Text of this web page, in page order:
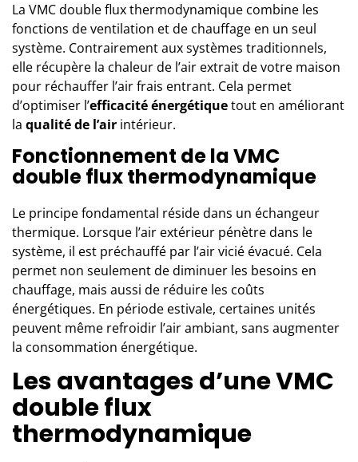
La VMC double flux thermodynamique combine les
fonctions de ventilation et de chauffage en un seul
système. Contrairement aux systèmes traditionnels,
elle récupère la chaleur de l’air extrait de votre maison
pour réchauffer l’air frais entrant. Cela permet
d’optimiser l’efficacité énergétiquetout en améliorant
la qualité de l’air intérieur.
Fonctionnement de la VMC
double flux thermodynamique
Le principe fondamental réside dans un échangeur
thermique. Lorsque l’air extérieur pénètre dans le
système, il est préchauffé par l’air vicié évacué. Cela
permet non seulement de diminuer les besoins en
chauffage, mais aussi de réduire les coûts
énergétiques. En période estivale, certaines unités
peuvent même refroidir l’air ambiant, sans augmenter
la consommation énergétique.
Les avantages d’une VMC
double flux
thermodynamique